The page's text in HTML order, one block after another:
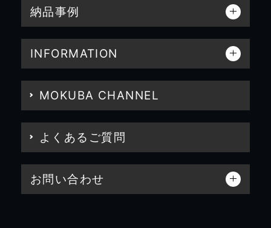
納品事例
INFORMATION
MOKUBA CHANNEL
よくあるご質問
お問い合わせ